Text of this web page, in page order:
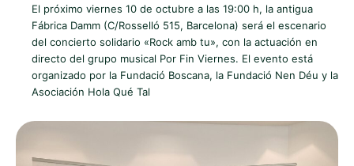
El próximo viernes 10 de octubre a las 19:00 h, la antigua
Fábrica Damm (C/Rosselló 515, Barcelona) será el escenario
del concierto solidario «Rock amb tu», con la actuación en
directo del grupo musical Por Fin Viernes. El evento está
organizado por la Fundació Boscana, la Fundació Nen Déu y la
Asociación Hola Qué Tal